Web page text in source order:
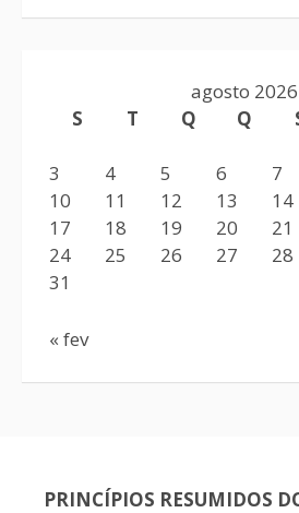
agosto 2026
S
T Q Q
3
4 5 6 7
10
11 12 13 14
17
18 19 20 21
24
25 26 27 28
31
« fev
PRINCÍPIOS RESUMIDOS